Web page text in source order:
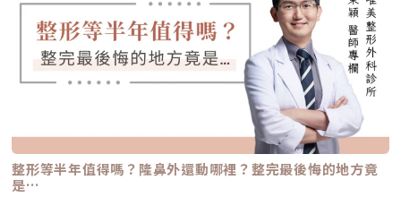
整形等半年值得嗎？隆鼻外還動哪裡？整完最後悔的地方竟
是…